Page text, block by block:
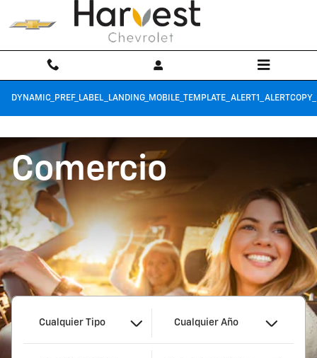
Saltar al contenido principal
Harvest Chevrolet
Comercio
Cualquier Tipo Cualquier Año